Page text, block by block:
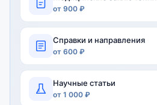
от 900 ₽
Справки и направления
от 600 ₽
Научные статьи
от 1 000 ₽